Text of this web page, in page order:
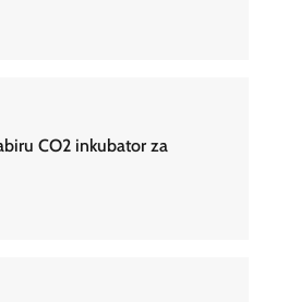
CO2 inkubator za